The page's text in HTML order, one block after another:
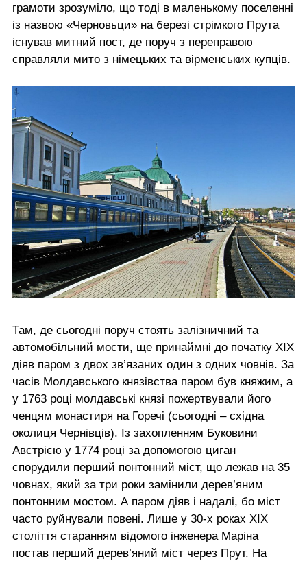
грамоти зрозуміло, що тоді в маленькому поселенні
із назвою «Черновьци» на березі стрімкого Прута
існував митний пост, де поруч з переправою
справляли мито з німецьких та вірменських купців.
Там, де сьогодні поруч стоять залізничний та
автомобільний мости, ще принаймні до початку ХІХ
діяв паром з двох зв’язаних один з одних човнів. За
часів Молдавського князівства паром був княжим, а
у 1763 році молдавські князі пожертвували його
ченцям монастиря на Горечі (сьогодні – східна
околиця Чернівців). Із захопленням Буковини
Австрією у 1774 році за допомогою циган
спорудили перший понтонний міст, що лежав на 35
човнах, який за три роки замінили дерев’яним
понтонним мостом. А паром діяв і надалі, бо міст
часто руйнували повені. Лише у 30-х роках ХІХ
століття старанням відомого інженера Маріна
постав перший дерев’яний міст через Прут. На